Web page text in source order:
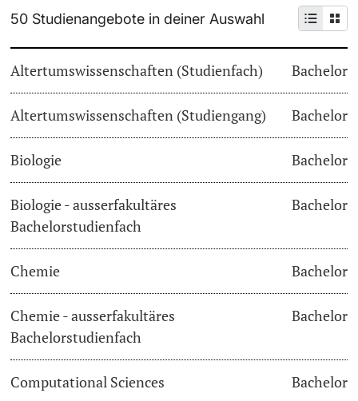
Doktorierende
Fördernde & Alumni
weitere Informationen
Dozierende
Informationen, Veranstaltungen & Schnuppern
Studienberatung
Studienfachberatung
Im Studium
Vorlesungsverzeichnis
Belegen
Termine & Fristen
Weiterbildung
Universität
50 Studienangebote in deiner Auswahl
Altertumswissenschaften (Studienfach) Bachelor
Altertumswissenschaften (Studiengang) Bachelor
Biologie Bachelor
Biologie - ausserfakultäres
Bachelorstudienfach
Bachelor
Chemie Bachelor
Chemie - ausserfakultäres
Bachelorstudienfach
Bachelor
Computational Sciences Bachelor